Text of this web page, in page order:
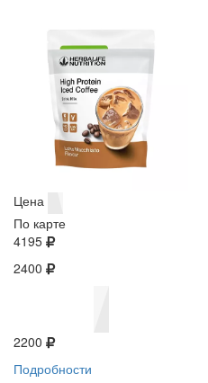
Цена
По карте
4195
2400
2200
Подробности